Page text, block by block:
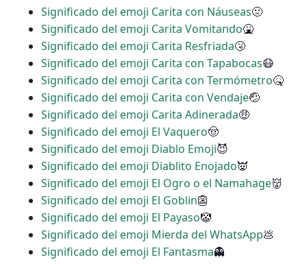
Significado del emoji Carita con Náuseas🤢
Significado del emoji Carita Vomitando🤮
Significado del emoji Carita Resfriada🤧
Significado del emoji Carita con Tapabocas😷
Significado del emoji Carita con Termómetro🤒
Significado del emoji Carita con Vendaje🤕
Significado del emoji Carita Adinerada🤑
Significado del emoji El Vaquero🤠
Significado del emoji Diablo Emoji😈
Significado del emoji Diablito Enojado👿
Significado del emoji El Ogro o el Namahage👹
Significado del emoji El Goblin👺
Significado del emoji El Payaso🤡
Significado del emoji Mierda del WhatsApp💩
Significado del emoji El Fantasma👻